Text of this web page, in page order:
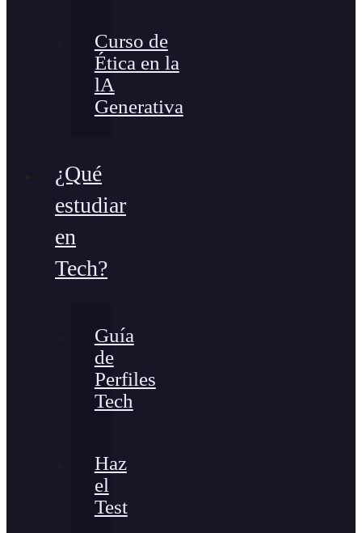
Curso de
Ética en la
lA
Generativa
¿Qué
estudiar
en
Tech?
Guía
de
Perfiles
Tech
Haz
el
Test